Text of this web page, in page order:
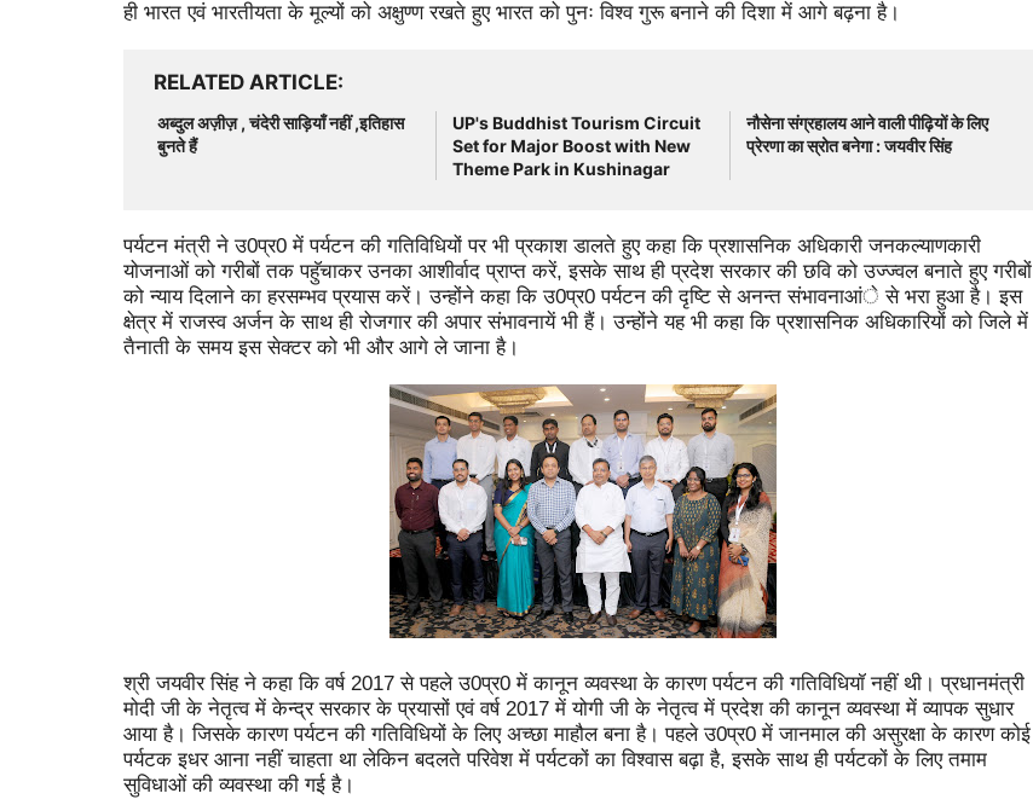
ही भारत एवं भारतीयता के मूल्यों को अक्षुण्ण रखते हुए भारत को पुनः विश्व गुरू बनाने की दिशा में आगे बढ़ना है।
RELATED ARTICLE
अब्दुल अज़ीज़ , चंदेरी साड़ियाँ नहीं ,इतिहास
बुनते हैं
UP's Buddhist Tourism Circuit
Set for Major Boost with New
Theme Park in Kushinagar
नौसेना संग्रहालय आने वाली पीढ़ियों के लिए
प्रेरणा का स्रोत बनेगा : जयवीर सिंह
पर्यटन मंत्री ने उ0प्र0 में पर्यटन की गतिविधियों पर भी प्रकाश डालते हुए कहा कि प्रशासनिक अधिकारी जनकल्याणकारी
योजनाओं को गरीबों तक पहुॅचाकर उनका आशीर्वाद प्राप्त करें, इसके साथ ही प्रदेश सरकार की छवि को उज्ज्वल बनाते हुए गरीबों
को न्याय दिलाने का हरसम्भव प्रयास करें। उन्होंने कहा कि उ0प्र0 पर्यटन की दृष्टि से अनन्त संभावनाआंे से भरा हुआ है। इस
क्षेत्र में राजस्व अर्जन के साथ ही रोजगार की अपार संभावनायें भी हैं। उन्होंने यह भी कहा कि प्रशासनिक अधिकारियों को जिले में
तैनाती के समय इस सेक्टर को भी और आगे ले जाना है।
श्री जयवीर सिंह ने कहा कि वर्ष 2017 से पहले उ0प्र0 में कानून व्यवस्था के कारण पर्यटन की गतिविधियॉ नहीं थी। प्रधानमंत्री
मोदी जी के नेतृत्व में केन्द्र सरकार के प्रयासों एवं वर्ष 2017 में योगी जी के नेतृत्व में प्रदेश की कानून व्यवस्था में व्यापक सुधार
आया है। जिसके कारण पर्यटन की गतिविधियों के लिए अच्छा माहौल बना है। पहले उ0प्र0 में जानमाल की असुरक्षा के कारण कोई
पर्यटक इधर आना नहीं चाहता था लेकिन बदलते परिवेश में पर्यटकों का विश्वास बढ़ा है, इसके साथ ही पर्यटकों के लिए तमाम
सुविधाओं की व्यवस्था की गई है।